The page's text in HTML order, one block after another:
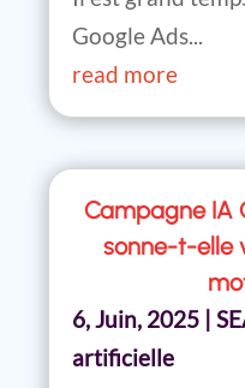
Google Ads...
read more
Campagne IA
sonne-t-elle
6, Juin, 2025 |
artificielle